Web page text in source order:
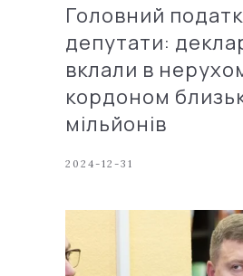
Головний
депутати:
вклали в
кордоном
мільйонів
2024-12-31